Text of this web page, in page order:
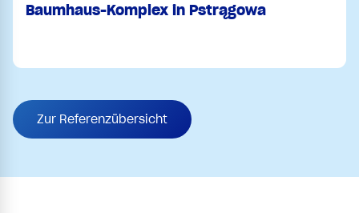
Baumhaus-Komplex in Pstrągowa
Zur Referenzübersicht